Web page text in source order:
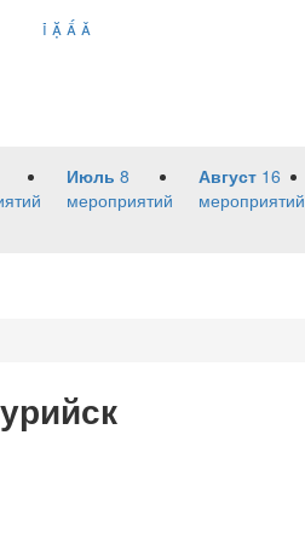
   
Июль 8
мероприятий
Август 16
мероприятий